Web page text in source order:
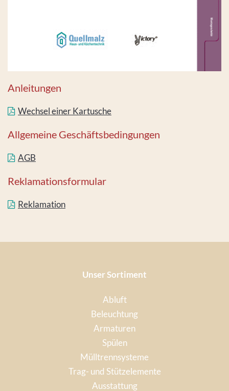
Anleitungen
Wechsel einer Kartusche
Allgemeine Geschäftsbedingungen
AGB
Reklamationsformular
Reklamation
Unser Sortiment
Abluft
Beleuchtung
Armaturen
Spülen
Mülltrennsysteme
Trag- und Stützelemente
Ausstattung